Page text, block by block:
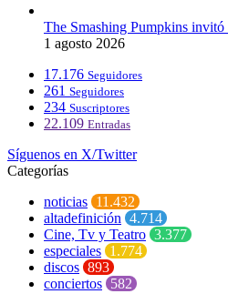
The Smashing Pumpkins
1 agosto 2026
17.176 Seguidores
261 Seguidores
234 Suscriptores
22.109 Entradas
Síguenos en X/Twitter
Categorías
noticias 11.432
altadefinición 4.714
Cine, Tv y Teatro 3.377
especiales 1.774
discos 893
conciertos 582